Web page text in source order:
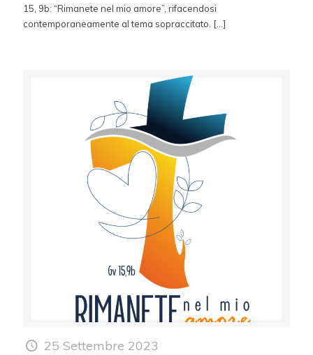
15, 9b: “Rimanete nel mio amore”, rifacendosi
contemporaneamente al tema sopraccitato. […]
25 Settembre 2023